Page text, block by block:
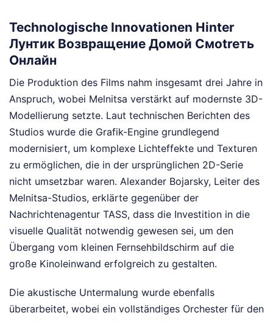
Technologische Innovationen Hinter
Лунтик Возвращение Домой Смоtreть
Онлайн
Die Produktion des Films nahm insgesamt drei Jahre in
Anspruch, wobei Melnitsa verstärkt auf modernste 3D-
Modellierung setzte. Laut technischen Berichten des
Studios wurde die Grafik-Engine grundlegend
modernisiert, um komplexe Lichteffekte und Texturen
zu ermöglichen, die in der ursprünglichen 2D-Serie
nicht umsetzbar waren. Alexander Bojarsky, Leiter des
Melnitsa-Studios, erklärte gegenüber der
Nachrichtenagentur TASS, dass die Investition in die
visuelle Qualität notwendig gewesen sei, um den
Übergang vom kleinen Fernsehbildschirm auf die
große Kinoleinwand erfolgreich zu gestalten.
Die akustische Untermalung wurde ebenfalls
überarbeitet, wobei ein vollständiges Orchester für den